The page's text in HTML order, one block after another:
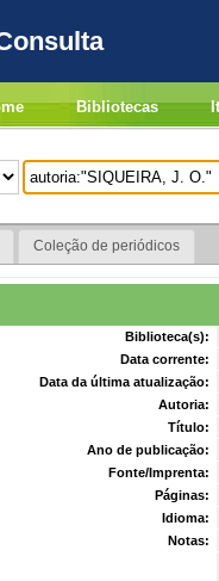
Bibliotecas
Coleção de periódicos
Biblioteca(s):
Data corrente:
Data da última atualização:
Autoria:
Título:
Ano de publicação:
Fonte/Imprenta:
Páginas:
Idioma:
Notas: